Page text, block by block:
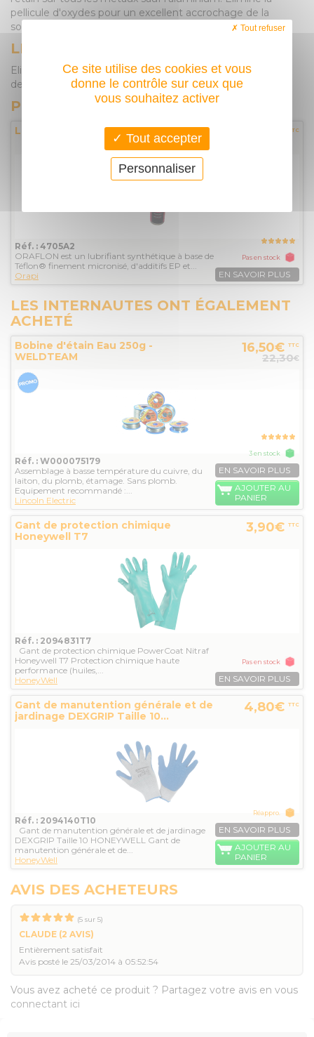
pellicule d'oxydes pour un excellent accrochage de la
soudure.
LES PLUS DU PRODUIT
Elimine la pellicule d'oxydes pour un excellent accrochage
de la soudure.
PRODUITS COMPLÉMENTAIRES
Lubrifiant ORAFLON 705 ORAPI TTC
Réf. : 4705A2
ORAFLON est un lubrifiant synthétique à base de
Téflon® finement micronisé, d'additifs EP et...
Orapi
Pas en stock
EN SAVOIR PLUS
LES INTERNAUTES ONT ÉGALEMENT
ACHETÉ
Bobine d'étain Eau 250g -
WELDTEAM
16,50€ TTC
22,30€
Réf. : W000075179
Assemblage à basse température du cuivre, du
laiton, du plomb, étamage. Sans plomb.
Equipement recommandé :...
Lincoln Electric
3 en stock
EN SAVOIR PLUS
AJOUTER AU
PANIER
Gant de protection chimique
Honeywell T7
3,90€ TTC
Réf. : 2094831T7
Gant de protection chimique PowerCoat Nitraf
Honeywell T7 Protection chimique haute
performance (huiles,...
HoneyWell
Pas en stock
EN SAVOIR PLUS
Gant de manutention générale et de
jardinage DEXGRIP Taille 10...
4,80€ TTC
Réf. : 2094140T10
Gant de manutention générale et de jardinage
DEXGRIP Taille 10 HONEYWELL Gant de
manutention générale et de...
HoneyWell
Réappro.
EN SAVOIR PLUS
AJOUTER AU
PANIER
AVIS DES ACHETEURS
(5 sur 5)
CLAUDE (2 AVIS)
Entièrement satisfait
Avis posté le 25/03/2014 à 05:52:54
Vous avez acheté ce produit ? Partagez votre avis en vous
connectant ici
Ce site utilise des cookies et vous
donne le contrôle sur ceux que
vous souhaitez activer
Tout accepter
Tout refuser
Personnaliser